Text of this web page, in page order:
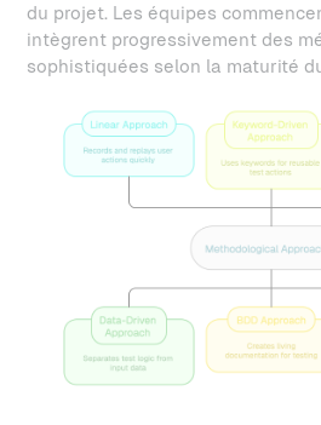
du projet. Les équipes
intègrent progressivement des
sophistiquées selon la maturité